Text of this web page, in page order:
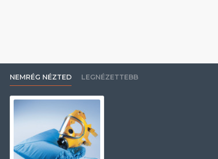
NEMRÉG NÉZTED LEGNÉZETTEBB